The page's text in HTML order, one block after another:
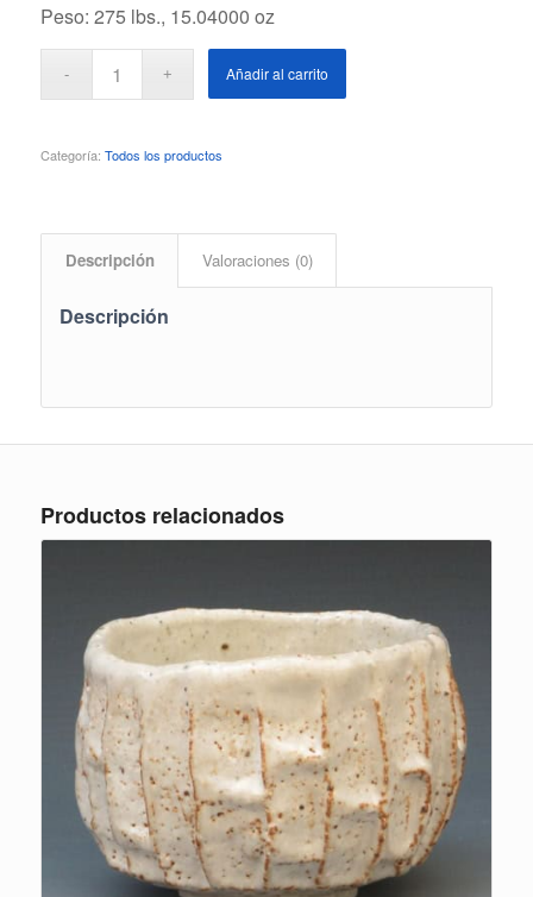
Peso: 275 lbs., 15.04000 oz
Añadir al carrito
Categoría: Todos los productos
Descripción Valoraciones (0)
Descripción
Productos relacionados